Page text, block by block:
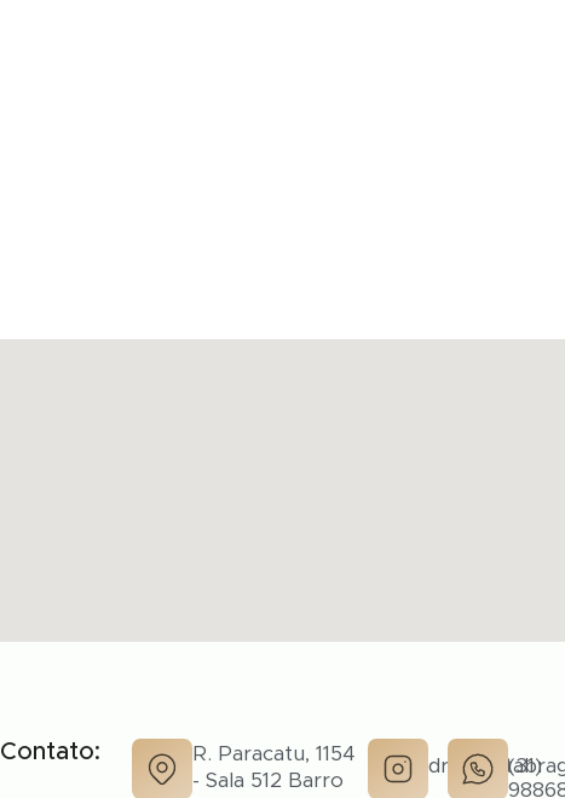
Contato:
R. Paracatu, 1154
- Sala 512 Barro
(31)